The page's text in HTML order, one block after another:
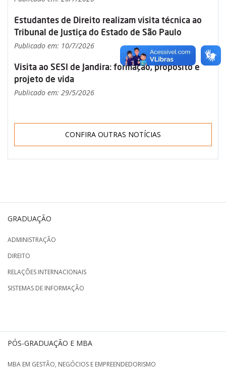
Estudantes de Direito realizam visita técnica ao
Tribunal de Justiça do Estado de São Paulo
Publicado em: 10/7/2026
Visita ao SESI de Jandira: formação, propósito e
projeto de vida
Publicado em: 29/5/2026
CONFIRA OUTRAS NOTÍCIAS
GRADUAÇÃO
ADMINISTRAÇÃO
DIREITO
RELAÇÕES INTERNACIONAIS
SISTEMAS DE INFORMAÇÃO
PÓS-GRADUAÇÃO E MBA
MBA EM GESTÃO, NEGÓCIOS E EMPREENDEDORISMO